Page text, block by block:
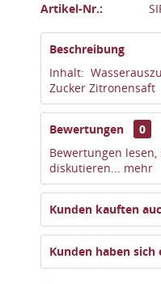
Artikel-Nr.:
Beschreibung
Inhalt:
Zucker Zitronensaft
Bewertungen
0
Bewertungen
diskutieren... mehr
Kunden kauften
Kunden haben sich